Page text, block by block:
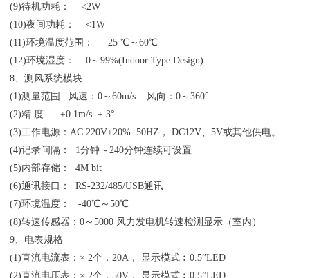
(9)待机功耗： <2W
(10)夜间功耗： <1W
(11)环境温度范围： -25 ℃～60℃
(12)环境湿度： 0～99%(Indoor Type Design)
8、测风系统模块
(1)测量范围 风速：0～60m/s 风向：0～360°
(2)精 度 ±0.1m/s ± 3°
(3)工作电源：AC 220V±20% 50HZ， DC12V、5V或其他供电。
(4)记录间隔： 1分钟～240分钟连续可设置
(5)内部存储： 4M bit
(6)通讯接口： RS-232/485/USB通讯
(7)环境温度： -40℃～50℃
(8)转速传感器：0～5000 风力发电机转速检测显示（室内）
9、电表规格
(1)直流电流表：× 2个，20A， 显示模式︰0.5”LED
(2)直流电压表：× 2个，50V， 显示模式︰0.5”LED